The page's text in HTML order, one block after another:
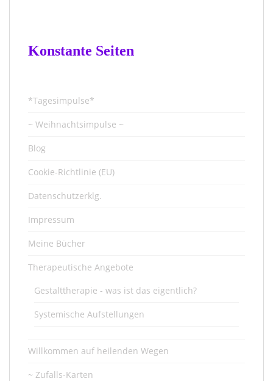
Konstante Seiten
*Tagesimpulse*
~ Weihnachtsimpulse ~
Blog
Cookie-Richtlinie (EU)
Datenschutzerklg.
Impressum
Meine Bücher
Therapeutische Angebote
Gestalttherapie - was ist das eigentlich?
Systemische Aufstellungen
Willkommen auf heilenden Wegen
~ Zufalls-Karten